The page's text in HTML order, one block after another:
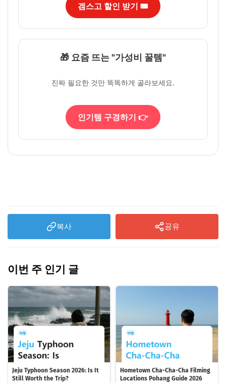
겜스고 할인 받기 🎟️
🎁 요즘 뜨는 "가성비 꿀템"
진짜 필요한 것만 똑똑하게 골라보세요.
인기템 구경하기 👉
복사 공유
이번 주 인기 글
Jeju Typhoon Season 2026: Is It
Still Worth the Trip?
Hometown Cha-Cha-Cha Filming
Locations Pohang Guide 2026